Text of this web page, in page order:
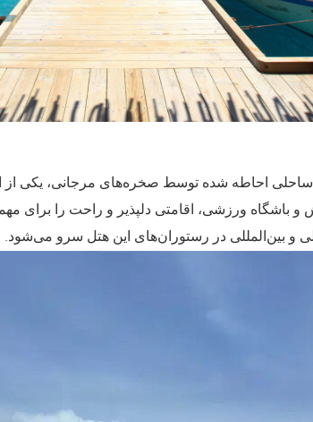
ساحلی احاطه شده توسط صخره‌های مرجانی، یکی از
ورزشی، اقامتی دلپذیر و راحت را برای
بین‌المللی در رستوران‌های این هتل سرو می‌شود.